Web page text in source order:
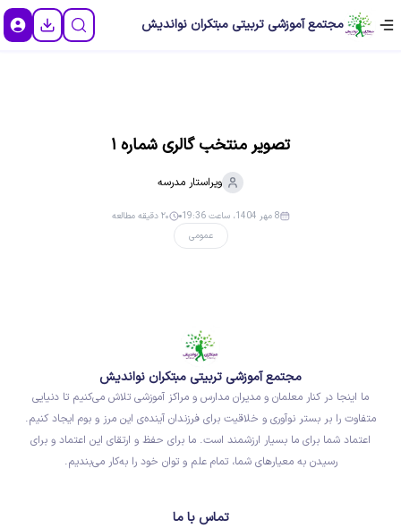
مجتمع آموزشی تربیتی مبتکران نواندیش
تصویر منتخب گالری شماره ۱
ویراستار مدرسه
عمومی
8 مهر 1404، ساعت 19:36 ۲۰ دقیقه مطالعه
مجتمع آموزشی تربیتی مبتکران نواندیش
ما اینجا در کنار معلمان و مدیران مدارس و مراکز آموزشی تلاش می‌کنیم تا دنیایی
متفاوت را بر بستر نوآوری و خلاقیت برای فرزندان آینده‌ی این مرز و بوم ایجاد کنیم.
اعتماد شما برای ما بسیار ارزشمند است. ما برای حفظ و ارتقای این اعتماد و برای
رسیدن به معیارهای شما، تمام علم و توان خود را به‌کار می‌بندیم.
تماس با ما